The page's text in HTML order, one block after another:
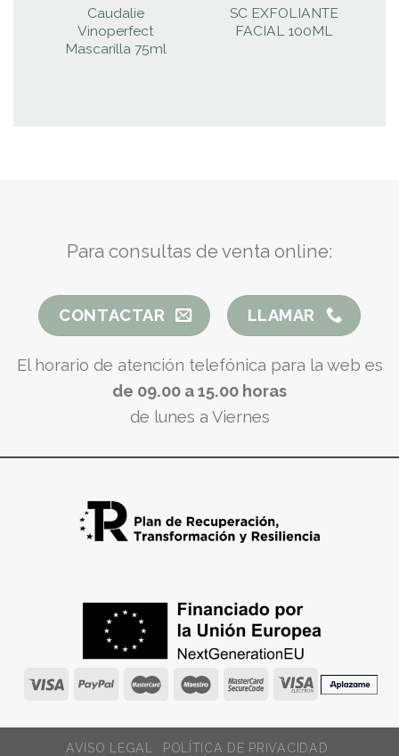
Caudalie
Vinoperfect
Mascarilla 75ml
SC EXFOLIANTE
FACIAL 100ML
Para consultas de venta online:
CONTACTAR LLAMAR
El horario de atención telefónica para la web es
de 09.00 a 15.00 horas
de lunes a Viernes
AVISO LEGAL
POLÍTICA DE PRIVACIDAD